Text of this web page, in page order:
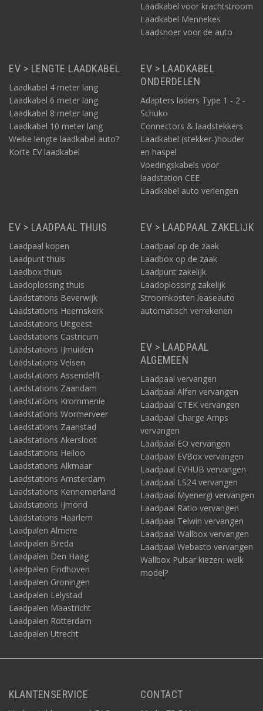
Laadkabel voor krachtstroom
Laadkabel Mennekes
Laadsnoer voor de auto
EV > LENGTE LAADKABEL
Laadkabel 4 meter lang
Laadkabel 6 meter lang
Laadkabel 8 meter lang
Laadkabel 10 meter lang
Welke lengte laadkabel auto?
Korte EV laadkabel
EV > LAADKABEL
ONDERDELEN
Adapters laders Type 1 - 2 -
Schuko
Connectors & laadstekkers
Laadkabel (stekker-)houder
en haspel
Voedingskabels voor
laadstation CEE
Laadkabel auto verlengen
EV > LAADPAAL THUIS
Laadpaal kopen
Laadpunt thuis
Laadbox thuis
Laadoplossing thuis
Laadstations Beverwijk
Laadstations Heemskerk
Laadstations Uitgeest
Laadstations Castricum
Laadstations IJmuiden
Laadstations Velsen
Laadstations Assendelft
Laadstations Zaandam
Laadstations Krommenie
Laadstations Wormerveer
Laadstations Zaanstad
Laadstations Akersloot
Laadstations Heiloo
Laadstations Alkmaar
Laadstations Amsterdam
Laadstations Kennemerland
Laadstations IJmond
Laadstations Haarlem
Laadpalen Almere
Laadpalen Breda
Laadpalen Den Haag
Laadpalen Eindhoven
Laadpalen Groningen
Laadpalen Lelystad
Laadpalen Maastricht
Laadpalen Rotterdam
Laadpalen Utrecht
EV > LAADPAAL ZAKELIJK
Laadpaal op de zaak
Laadbox op de zaak
Laadpunt zakelijk
Laadoplossing zakelijk
Stroomkosten leaseauto
automatisch verrekenen
EV > LAADPAAL
ALGEMEEN
Laadpaal vervangen
Laadpaal Alfen vervangen
Laadpaal CTEK vervangen
Laadpaal Charge Amps
vervangen
Laadpaal EO vervangen
Laadpaal EVBox vervangen
Laadpaal EVHUB vervangen
Laadpaal LS24 vervangen
Laadpaal Myenergi vervangen
Laadpaal Ratio vervangen
Laadpaal Telwin vervangen
Laadpaal Wallbox vervangen
Laadpaal Webasto vervangen
Wallbox Pulsar kiezen: welk
model?
KLANTENSERVICE CONTACT